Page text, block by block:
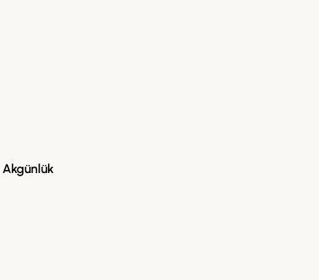
Akgünlük